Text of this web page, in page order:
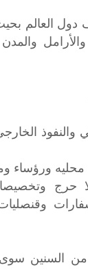
العالم
والمدن
محليه ورؤساء
حرج
من السنين